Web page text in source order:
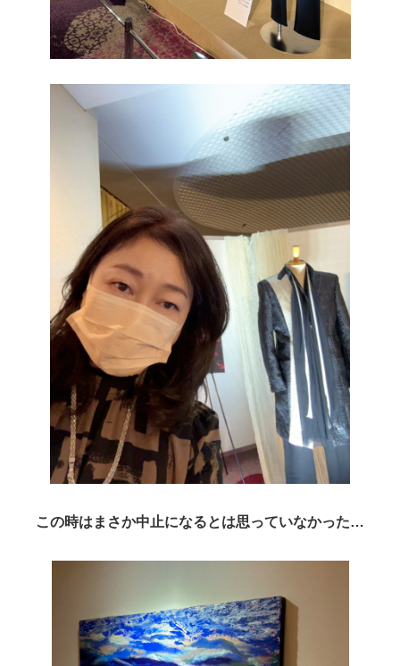
この時はまさか中止になるとは思っていなかった…